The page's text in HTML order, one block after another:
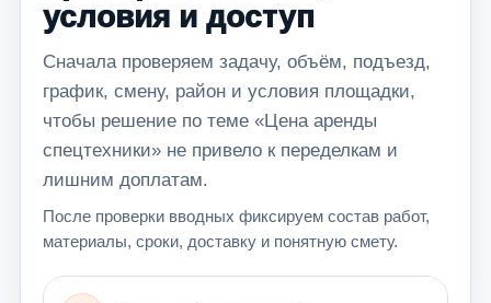
условия и доступ
Сначала проверяем задачу, объём, подъезд,
график, смену, район и условия площадки,
чтобы решение по теме «Цена аренды
спецтехники» не привело к переделкам и
лишним доплатам.
После проверки вводных фиксируем состав работ,
материалы, сроки, доставку и понятную смету.